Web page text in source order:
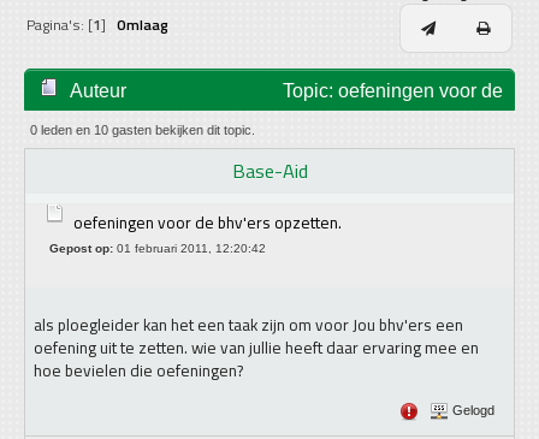
Pagina's: [1]Omlaag
Auteur
Topic: oefeningen voor de
bhv'ers opzetten. (gelezen 44692 keer)
0 leden en 10 gasten bekijken dit topic.
Base-Aid
oefeningen voor de bhv'ers opzetten.
Gepost op: 01 februari 2011, 12:20:42
als ploegleider kan het een taak zijn om voor Jou bhv'ers een
oefening uit te zetten. wie van jullie heeft daar ervaring mee en
hoe bevielen die oefeningen?
Gelogd